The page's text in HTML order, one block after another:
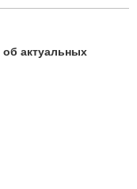
об актуальных